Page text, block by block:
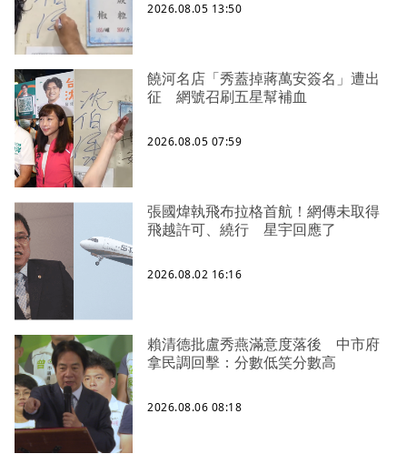
2026.08.05 13:50
饒河名店「秀蓋掉蔣萬安簽名」遭出
征 網號召刷五星幫補血
2026.08.05 07:59
張國煒執飛布拉格首航！網傳未取得
飛越許可、繞行 星宇回應了
2026.08.02 16:16
賴清德批盧秀燕滿意度落後 中市府
拿民調回擊：分數低笑分數高
2026.08.06 08:18